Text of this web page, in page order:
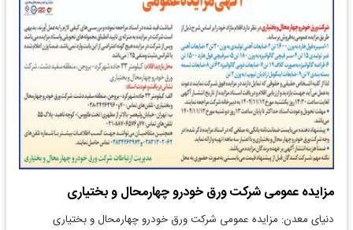
مزایده عمومی شرکت ورق خودرو چهارمحال و بختیاری
دنیای معدن: مزایده عمومی شرکت ورق خودرو چهارمحال و بختیاری